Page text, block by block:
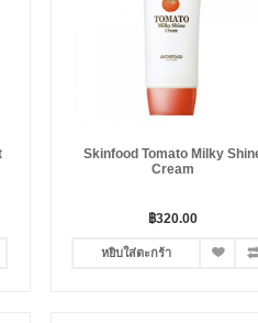
Skinfood Tomato Milky
Cream
฿320.00
หยิบใส่ตะกร้า